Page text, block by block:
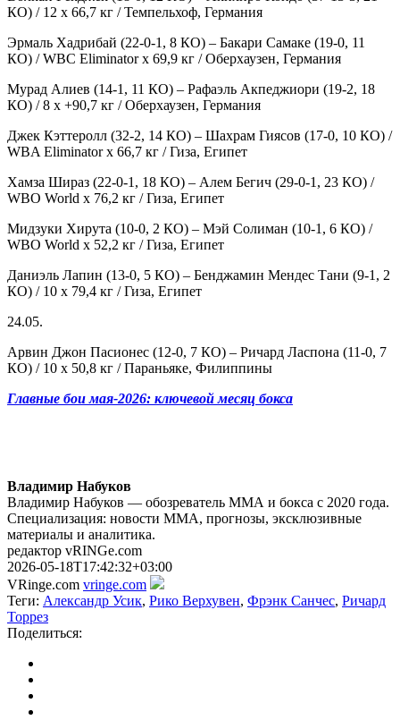
КО) / 12 х 66,7 кг / Темпельхоф, Германия
Эрмаль Хадрибай (22-0-1, 8 КО) – Бакари Самаке (19-0, 11
КО) / WBC Eliminator х 69,9 кг / Оберхаузен, Германия
Мурад Алиев (14-1, 11 КО) – Рафаэль Акпеджиори (19-2, 18
КО) / 8 х +90,7 кг / Оберхаузен, Германия
Джек Кэттеролл (32-2, 14 КО) – Шахрам Гиясов (17-0, 10 КО) /
WBA Eliminator х 66,7 кг / Гиза, Египет
Хамза Шираз (22-0-1, 18 КО) – Алем Бегич (29-0-1, 23 КО) /
WBO World х 76,2 кг / Гиза, Египет
Мидзуки Хирута (10-0, 2 КО) – Мэй Солиман (10-1, 6 КО) /
WBO World х 52,2 кг / Гиза, Египет
Даниэль Лапин (13-0, 5 КО) – Бенджамин Мендес Тани (9-1, 2
КО) / 10 х 79,4 кг / Гиза, Египет
24.05.
Арвин Джон Пасионес (12-0, 7 КО) – Ричард Ласпона (11-0, 7
КО) / 10 х 50,8 кг / Параньяке, Филиппины
Главные бои мая-2026: ключевой месяц бокса
Владимир Набуков
Владимир Набуков — обозреватель ММА и бокса с 2020 года.
Специализация: новости ММА, прогнозы, эксклюзивные
материалы и аналитика.
редактор vRINGe.com
2026-05-18T17:42:32+03:00
VRinge.com vringe.com
Теги: Александр Усик, Рико Верхувен, Фрэнк Санчес, Ричард
Торрез
Поделиться: